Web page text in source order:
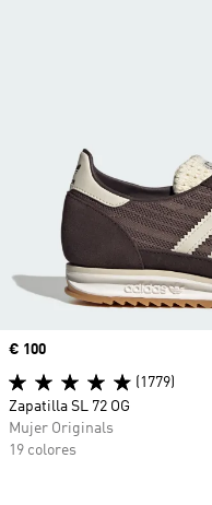
Precio
€ 100
(1779)
Zapatilla SL 72 OG
Mujer Originals
19 colores